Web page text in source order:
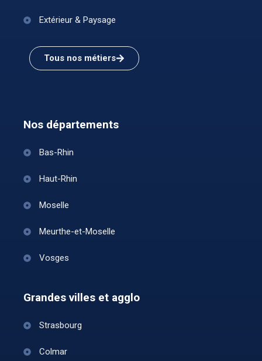
Extérieur & Paysage
Tous nos métiers
Nos départements
Bas-Rhin
Haut-Rhin
Moselle
Meurthe-et-Moselle
Vosges
Grandes villes et agglo
Strasbourg
Colmar